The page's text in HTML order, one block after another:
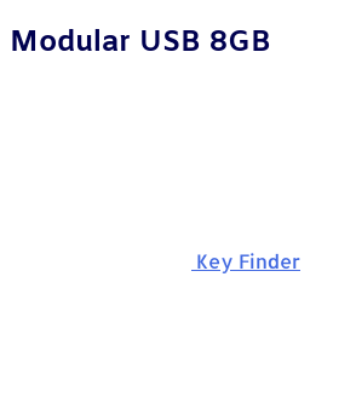
Modular USB 8GB
Key Finder